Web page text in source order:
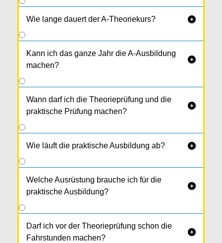
Wie lange dauert der A-Theoriekurs? 
Kann ich das ganze Jahr die A-Ausbildung
machen?

Wann darf ich die Theorieprüfung und die
praktische Prüfung machen?

Wie läuft die praktische Ausbildung ab? 
Welche Ausrüstung brauche ich für die
praktische Ausbildung?

Darf ich vor der Theorieprüfung schon die
Fahrstunden machen?
